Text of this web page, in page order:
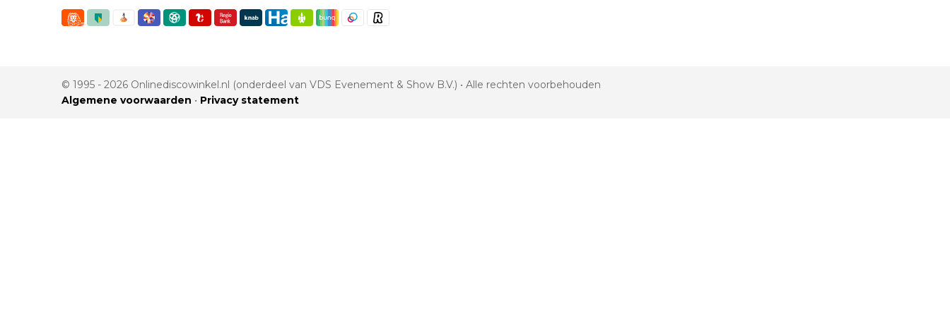
© 1995 - 2026 Onlinediscowinkel.nl (onderdeel van VDS Evenement & Show B.V.) • Alle rechten voorbehouden
Algemene voorwaarden • Privacy statement